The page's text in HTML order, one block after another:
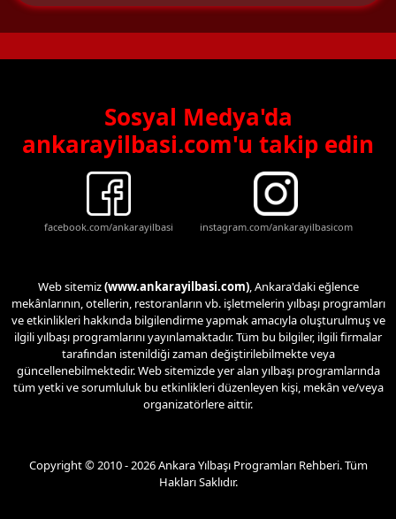
Sosyal Medya'da
ankarayilbasi.com'u takip edin
facebook.com/ankarayilbasi instagram.com/ankarayilbasicom
Web sitemiz(www.ankarayilbasi.com), Ankara'daki eğlence
mekânlarının, otellerin, restoranların vb. işletmelerin yılbaşı programları
ve etkinlikleri hakkında bilgilendirme yapmak amacıyla oluşturulmuş ve
ilgili yılbaşı programlarını yayınlamaktadır. Tüm bu bilgiler, ilgili firmalar
tarafından istenildiği zaman değiştirilebilmekte veya
güncellenebilmektedir. Web sitemizde yer alan yılbaşı programlarında
tüm yetki ve sorumluluk bu etkinlikleri düzenleyen kişi, mekân ve/veya
organizatörlere aittir.
Copyright © 2010 - 2026 Ankara Yılbaşı Programları Rehberi. Tüm
Hakları Saklıdır.